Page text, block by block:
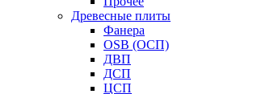
Древесные плиты
Фанера
OSB (ОСП)
ДВП
ДСП
ЦСП